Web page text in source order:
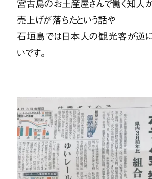
宮古島のお土産屋さんで働く知人か
売上げが落ちたという話や
石垣島では日本人の観光客が逆
いです。